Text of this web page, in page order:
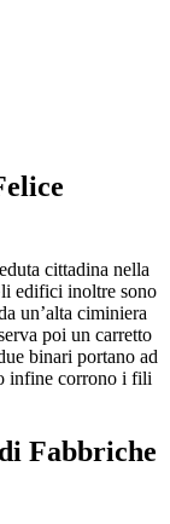
cittadina nella
edifici inoltre sono
un’alta ciminiera
poi un carretto
binari portano ad
infine corrono i fili
Fabbriche